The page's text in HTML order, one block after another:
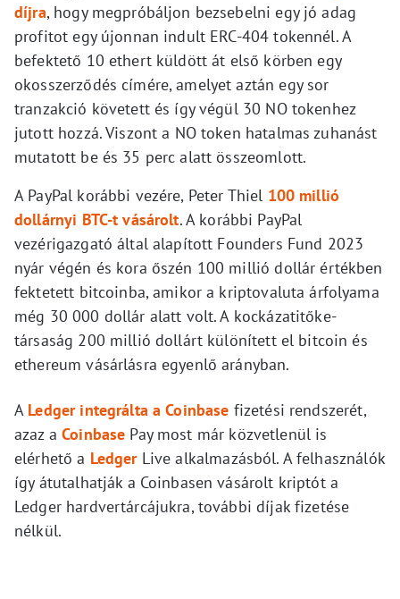
díjra, hogy megpróbáljon bezsebelni egy jó adag
profitot egy újonnan indult ERC-404 tokennél. A
befektető 10 ethert küldött át első körben egy
okosszerződés címére, amelyet aztán egy sor
tranzakció követett és így végül 30 NO tokenhez
jutott hozzá. Viszont a NO token hatalmas zuhanást
mutatott be és 35 perc alatt összeomlott.
A PayPal korábbi vezére, Peter Thiel 100 millió
dollárnyi BTC-t vásárolt. A korábbi PayPal
vezérigazgató által alapított Founders Fund 2023
nyár végén és kora őszén 100 millió dollár értékben
fektetett bitcoinba, amikor a kriptovaluta árfolyama
még 30 000 dollár alatt volt. A kockázatitőke-
társaság 200 millió dollárt különített el bitcoin és
ethereum vásárlásra egyenlő arányban.
A Ledger integrálta a Coinbase fizetési rendszerét,
azaz aCoinbase Pay most már közvetlenül is
elérhető a LedgerLive alkalmazásból. A felhasználók
így átutalhatják a Coinbasen vásárolt kriptót a
Ledger hardvertárcájukra, további díjak fizetése
nélkül.